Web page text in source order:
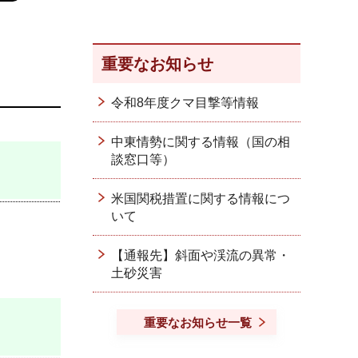
重要なお知らせ
令和8年度クマ目撃等情報
中東情勢に関する情報（国の相
談窓口等）
米国関税措置に関する情報につ
いて
【通報先】斜面や渓流の異常・
土砂災害
重要なお知らせ一覧